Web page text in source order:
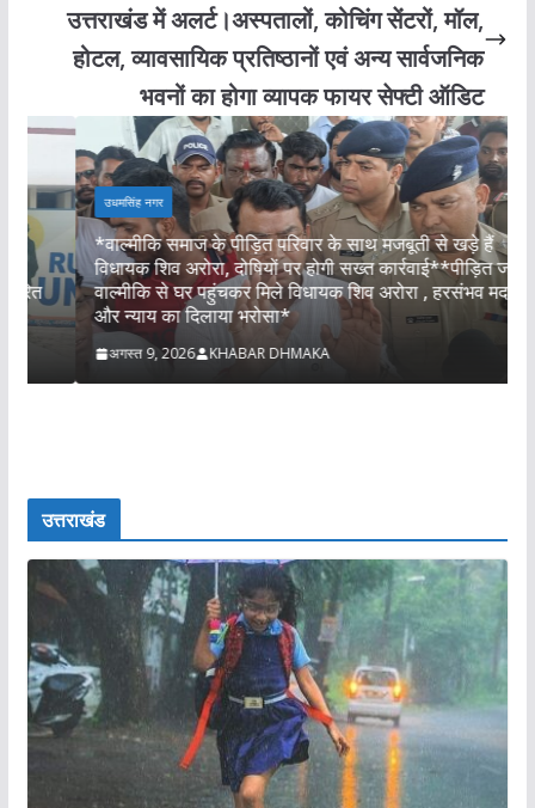
उत्तराखंड में अलर्ट।अस्पतालों, कोचिंग सेंटरों, मॉल,
होटल, व्यावसायिक प्रतिष्ठानों एवं अन्य सार्वजनिक
भवनों का होगा व्यापक फायर सेफ्टी ऑडिट
उधमसिंह नगर
*वाल्मीकि समाज के पीड़ित परिवार के साथ मजबूती से खड़े हैं
विधायक शिव अरोरा, दोषियों पर होगी सख्त कार्रवाई**पीड़ित जतिन
वाल्मीकि से घर पहुंचकर मिले विधायक शिव अरोरा , हरसंभव मदद
और न्याय का दिलाया भरोसा*
अगस्त 9, 2026 KHABAR DHMAKA
उत्तराखंड